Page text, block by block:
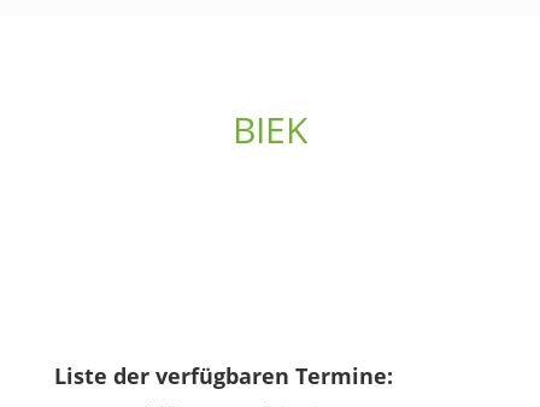
BIEK
Liste der verfügbaren Termine: